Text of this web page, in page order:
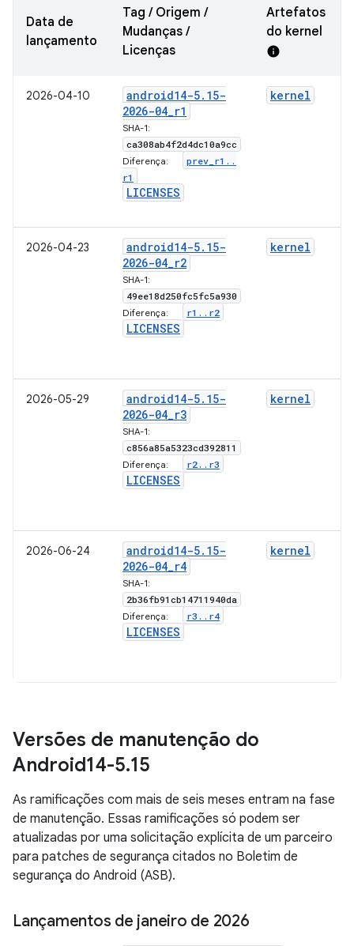
Data de
lançamento
Tag / Origem /
Mudanças /
Licenças
Artefatos
do kernel
info
2026-04-10 android14-5. 15-
2026-04_r1
SHA-1:
ca308ab4f2d4dc10a9cc
Diferença: prev r1 . .
r1
LICENSES
kernel
2026-04-23 android14-5. 15-
2026-04_r2
SHA-1:
49ee18d250fc5fc5a930
Diferença: r1 . . r2
LICENSES
kernel
2026-05-29 android14-5. 15-
2026-04_r3
SHA-1:
c856a85a5323cd392811
Diferença: r2. . r3
LICENSES
kernel
2026-06-24 android14-5. 15-
2026-04_r4
SHA-1:
2b36fb91cb14711940da
Diferença: r3 . . r4
LICENSES
kernel
Versões de manutenção do
Android14-5.15
As ramificações com mais de seis meses entram na fase
de manutenção. Essas ramificações só podem ser
atualizadas por uma solicitação explícita de um parceiro
para patches de segurança citados no Boletim de
segurança do Android (ASB).
Lançamentos de janeiro de 2026